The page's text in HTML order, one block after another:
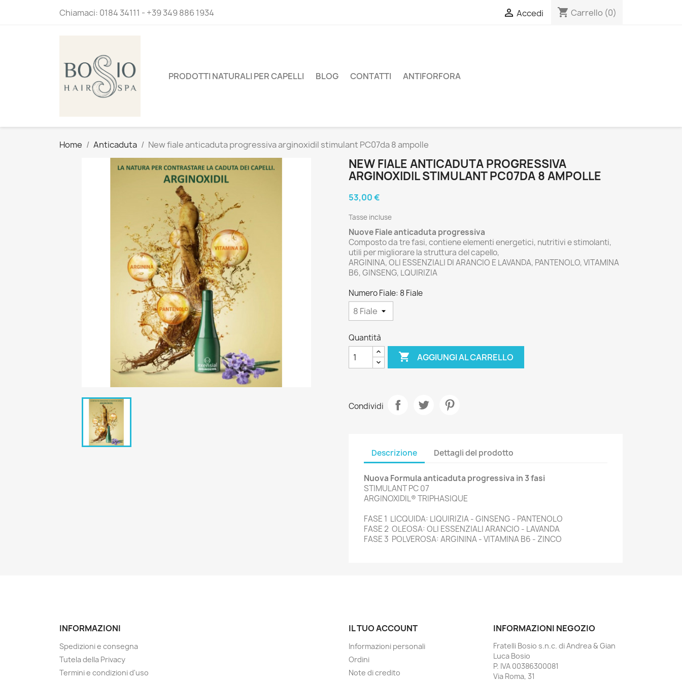
Chiamaci: 0184 34111 - +39 349 886 1934  Accedi shopping_cart Carrello (0)
PRODOTTI NATURALI PER CAPELLI BLOG CONTATTI ANTIFORFORA
Home Anticaduta New fiale anticaduta progressiva arginoxidil stimulant PC07da 8 ampolle
NEW FIALE ANTICADUTA PROGRESSIVA
ARGINOXIDIL STIMULANT PC07DA 8 AMPOLLE
53,00 €
Tasse incluse
Nuove Fiale anticaduta progressiva
Composto da tre fasi, contiene elementi energetici, nutritivi e stimolanti,
utili per migliorare la struttura del capello,
ARGININA, OLI ESSENZIALI DI ARANCIO E LAVANDA, PANTENOLO, VITAMINA
B6, GINSENG, LQUIRIZIA
Numero Fiale: 8 Fiale
Quantità
 AGGIUNGI AL CARRELLO
Condividi
Descrizione Dettagli del prodotto
Nuova Formula anticaduta progressiva in 3 fasi
STIMULANT PC 07
ARGINOXIDIL® TRIPHASIQUE
FASE 1 LICQUIDA: LIQUIRIZIA - GINSENG - PANTENOLO
FASE 2 OLEOSA: OLI ESSENZIALI ARANCIO - LAVANDA
FASE 3 POLVEROSA: ARGININA - VITAMINA B6 - ZINCO
INFORMAZIONI
Spedizioni e consegna
Tutela della Privacy
Termini e condizioni d'uso
IL TUO ACCOUNT
Informazioni personali
Ordini
Note di credito
INFORMAZIONI NEGOZIO
Fratelli Bosio s.n.c. di Andrea & Gian
Luca Bosio
P. IVA 00386300081
Via Roma, 31